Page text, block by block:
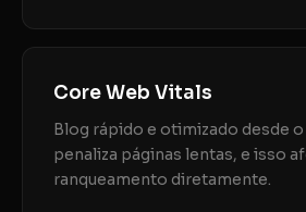
Core Web Vitals
Blog rápido e otimizado desde
penaliza páginas lentas, e isso
ranqueamento diretamente.